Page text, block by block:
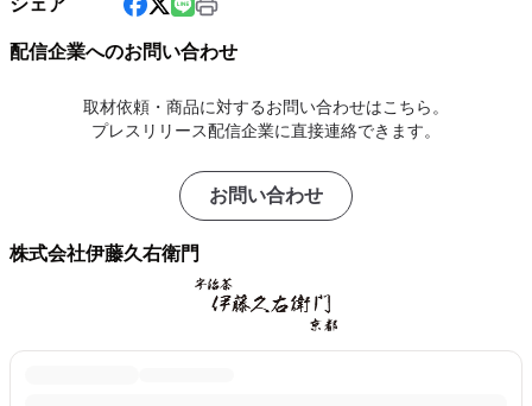
シェア
配信企業へのお問い合わせ
取材依頼・商品に対するお問い合わせはこちら。
プレスリリース配信企業に直接連絡できます。
お問い合わせ
株式会社伊藤久右衛門